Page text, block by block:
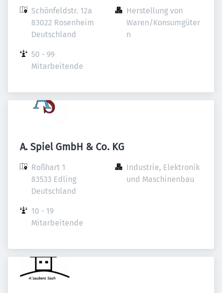
Schönfeldstr. 12a
83022 Rosenheim
Deutschland
Herstellung von
Waren/Konsumgüter
n
50 - 99
Mitarbeitende
A. Spiel GmbH & Co. KG
Roßhart 1
83533 Edling
Deutschland
Industrie, Elektronik
und Maschinenbau
10 - 19
Mitarbeitende